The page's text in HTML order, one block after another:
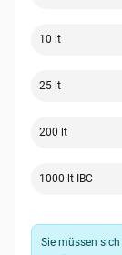
10 lt
25 lt
200 lt
1000 lt IBC
Sie müssen sich